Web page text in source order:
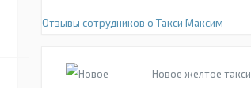
Отзывы сотрудников о Такси Максим
Новое желтое такси